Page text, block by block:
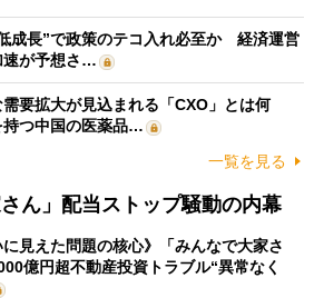
成長”で政策のテコ入れ必至か 経済運営
速が予想さ…
要拡大が見込まれる「CXO」とは何
つ中国の医薬品…
一覧を見る
さん」配当ストップ騒動の内幕
に見えた問題の核心》「みんなで大家さ
億円超不動産投資トラブル“異常なく